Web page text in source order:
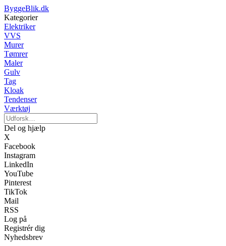
ByggeBlik.dk
Kategorier
Elektriker
VVS
Murer
Tømrer
Maler
Gulv
Tag
Kloak
Tendenser
Værktøj
Del og hjælp
X
Facebook
Instagram
LinkedIn
YouTube
Pinterest
TikTok
Mail
RSS
Log på
Registrér dig
Nyhedsbrev